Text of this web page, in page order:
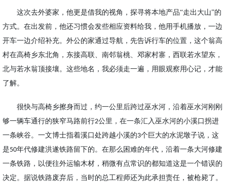
这次去外婆家，他更是借我的视角，探寻将本地产品“走出大山”的
方式。在出发前， 他还习惯会发些相应资料给我，他用手机播放，一边
开车一边介绍补充。外公的家通过导航，先告诉行车的位置，这个翁高
村在高椅乡东北角，东接高联、南邻翁桃、邓家村寨 ，西联若水望东，
北与若水翁顶接壤。 这些地名，我必须走一遍，用眼观察用心记，才能
了解。
很快与高椅乡擦身而过，约一公里后跨过巫水河，沿着巫水河刚刚
够一辆车通行的狭窄马路前行2公里，在一条汇入巫水河的小溪口拐进
一条峡谷。一文博士指着溪口处跨越小溪的3个巨大的水泥墩子说，这
是50年代修建洪遂铁路留下的。在那么困难的年代，沿着一条大河修建
一条铁路，以便往外运输木材，稍微有点常识的都知道这是一个错误的
决定。据说铁路废弃后，当时的总工程师还为此承担责任，被枪毙了。